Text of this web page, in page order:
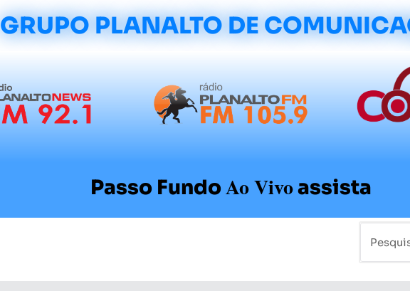
GRUPO PLANALTO DE
Passo FundoAo Vivoassista